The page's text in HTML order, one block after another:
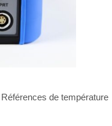
de température